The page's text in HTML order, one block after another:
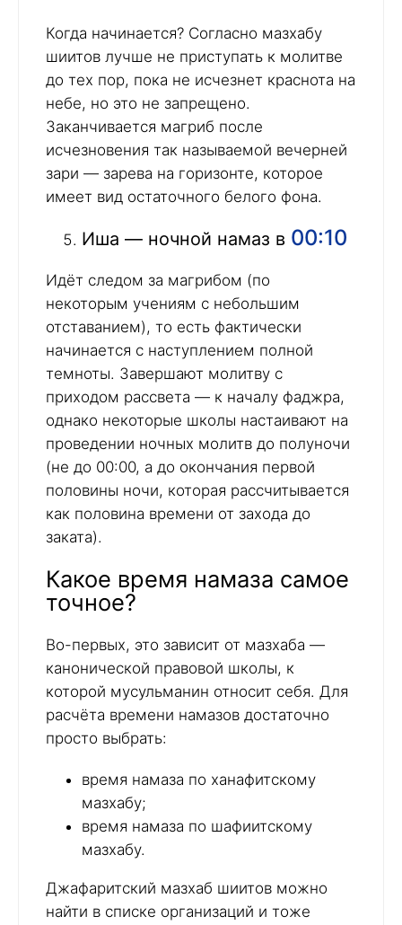
Когда начинается? Согласно мазхабу
шиитов лучше не приступать к молитве
до тех пор, пока не исчезнет краснота на
небе, но это не запрещено.
Заканчивается магриб после
исчезновения так называемой вечерней
зари — зарева на горизонте, которое
имеет вид остаточного белого фона.
Иша — ночной намаз в 00:10
Идёт следом за магрибом (по
некоторым учениям с небольшим
отставанием), то есть фактически
начинается с наступлением полной
темноты. Завершают молитву с
приходом рассвета — к началу фаджра,
однако некоторые школы настаивают на
проведении ночных молитв до полуночи
(не до 00:00, а до окончания первой
половины ночи, которая рассчитывается
как половина времени от захода до
заката).
Какое время намаза самое
точное?
Во-первых, это зависит от мазхаба —
канонической правовой школы, к
которой мусульманин относит себя. Для
расчёта времени намазов достаточно
просто выбрать:
время намаза по ханафитскому
мазхабу;
время намаза по шафиитскому
мазхабу.
Джафаритский мазхаб шиитов можно
найти в списке организаций и тоже